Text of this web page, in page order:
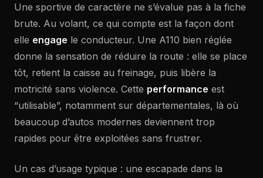
Une sportive de caractère ne s’évalue pas à la fiche
brute. Au volant, ce qui compte est la façon dont
elle engage le conducteur. Une A110 bien réglée
donne la sensation de réduire la route : elle se place
tôt, retient la caisse au freinage, puis libère la
motricité sans violence. Cette performance est
“utilisable”, notamment sur départementales, là où
beaucoup d’autos modernes deviennent trop
rapides pour être exploitées sans frustrer.
Un cas d’usage typique : une escapade dans la